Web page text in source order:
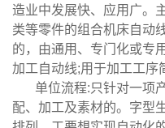
造业中发展快、应用广。
类等零件的组合机床自动
的，由通用、专门化或专
加工自动线;用于加工工序
单位流程:只针对一项
配、加工及素材的。字型